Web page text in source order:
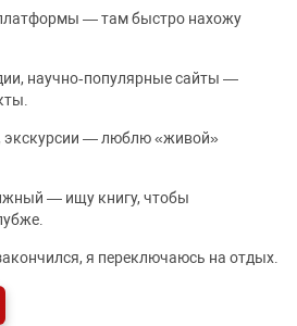
— там быстро нахожу
научно‑популярные сайты —
экскурсии — люблю «живой»
— ищу книгу, чтобы
я переключаюсь на отдых.